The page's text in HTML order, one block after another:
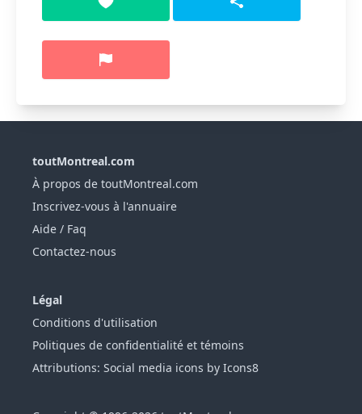
toutMontreal.com
À propos de toutMontreal.com
Inscrivez-vous à l'annuaire
Aide / Faq
Contactez-nous
Légal
Conditions d'utilisation
Politiques de confidentialité et témoins
Attributions: Social media icons by Icons8